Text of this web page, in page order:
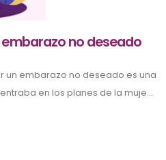
no deseado
un embarazo no deseado es una
en los planes de la muje...